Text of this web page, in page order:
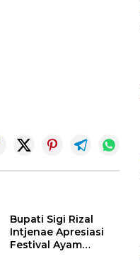
Bupati Sigi Rizal
Intjenae Apresiasi
Festival Ayam